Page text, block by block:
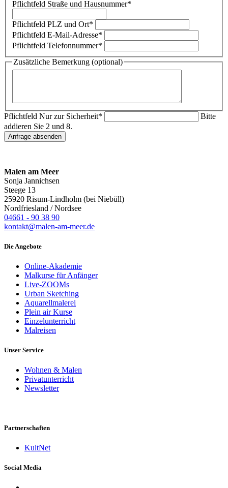
Pflichtfeld Straße und Hausnummer*
Pflichtfeld PLZ und Ort*
Pflichtfeld E-Mail-Adresse*
Pflichtfeld Telefonnummer*
Zusätzliche Bemerkung (optional)
Pflichtfeld Nur zur Sicherheit*
Bitte
addieren Sie 2 und 8.
Anfrage absenden
Malen am Meer
Sonja Jannichsen
Steege 13
25920 Risum-Lindholm (bei Niebüll)
Nordfriesland / Nordsee
04661 - 90 38 90
kontakt@malen-am-meer.de
Die Angebote
Online-Akademie
Malkurse für Anfänger
Live-ZOOMs
Urban Sketching
Aquarellmalerei
Plein air Kurse
Einzelunterricht
Malreisen
Unser Service
Wohnen & Malen
Privatunterricht
Newsletter
Partnerschaften
KultNet
Social Media